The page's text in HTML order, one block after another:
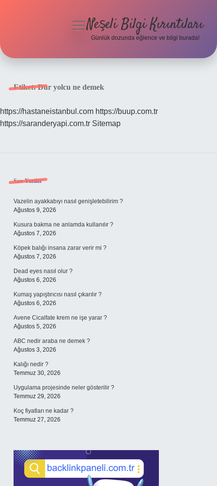
Hakkımızda
menüyüNeşeli Bilgi Kırıntıları
Günlük dozunda eğlence ve bilgi burada!
Etiket:Dur yolcu ne demek
https://hastaneistanbul.com https://buup.com.tr
https://saranderyapi.com.tr Sitemap
Sidebar
Son Yazılar
Vazelin ayakkabıyı nasıl genişletebilirim ?
Ağustos 9, 2026
Kusura bakma ne anlamda kullanılır ?
Ağustos 7, 2026
Köpek balığı insana zarar verir mi ?
Ağustos 7, 2026
Dead eyes nasıl olur ?
Ağustos 6, 2026
Kumaş yapıştırıcısı nasıl çıkarılır ?
Ağustos 6, 2026
Avene Cicalfate krem ne işe yarar ?
Ağustos 5, 2026
ABC nedir araba ne demek ?
Ağustos 3, 2026
Kalığı nedir ?
Temmuz 30, 2026
Uygulama projesinde neler gösterilir ?
Temmuz 29, 2026
Koç fiyatları ne kadar ?
Temmuz 27, 2026